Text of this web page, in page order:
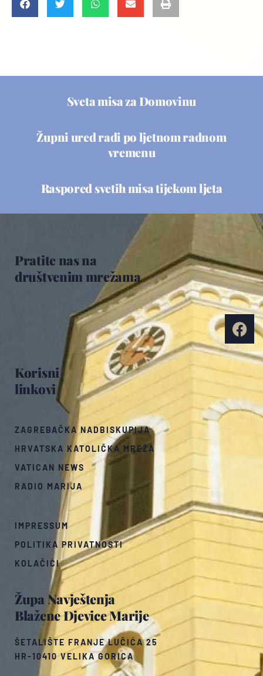
Sveta misa za Domovinu
Župni ured radi po ljetnom radnom
vremenu
Raspored svetih misa tijekom ljeta
Župa Navještenja
Blažene Djevice Marije
ŠETALIŠTE FRANJE LUČIĆA 25
HR-10410 VELIKA GORICA
Korisni
linkovi
ZAGREBAČKA NADBISKUPIJA
HRVATSKA KATOLIČKA MREŽA
VATICAN NEWS
RADIO MARIJA
IMPRESSUM
POLITIKA PRIVATNOSTI
KOLAČIĆI
Pratite nas na
društvenim mrežama